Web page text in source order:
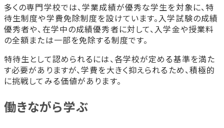
多くの専門学校では、学業成績が優秀な学生を対象に、特
待生制度や学費免除制度を設けています。入学試験の成績
優秀者や、在学中の成績優秀者に対して、入学金や授業料
の全額または一部を免除する制度です。
特待生として認められるには、各学校が定める基準を満た
す必要がありますが、学費を大きく抑えられるため、積極的
に挑戦してみる価値があります。
働きながら学ぶ